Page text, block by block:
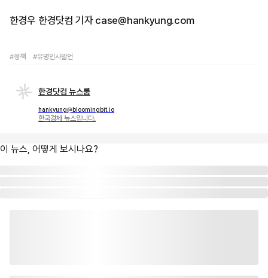
한경우 한경닷컴 기자 case@hankyung.com
#정책 #유명인사발언
한경닷컴 뉴스룸
hankyung@bloomingbit.io
한국경제 뉴스입니다.
이 뉴스, 어떻게 보시나요?